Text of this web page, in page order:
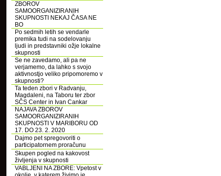
ZBOROV
SAMOORGANIZIRANIH
SKUPNOSTI NEKAJ ČASA NE
BO
Po sedmih letih se vendarle
premika tudi na sodelovanju
ljudi in predstavniki ožje lokalne
skupnosti
Se ne zavedamo, ali pa ne
verjamemo, da lahko s svojo
aktivnostjo veliko pripomoremo v
skupnosti?
Ta teden zbori v Radvanju,
Magdaleni, na Taboru ter zbor
SČS Center in Ivan Cankar
NAJAVA ZBOROV
SAMOORGANIZIRANIH
SKUPNOSTI V MARIBORU OD
17. DO 23. 2. 2020
Dajmo pet spregovoriti o
participatornem proračunu
Skupen pogled na kakovost
življenja v skupnosti
VABLJENI NA ZBORE: Vpetost v